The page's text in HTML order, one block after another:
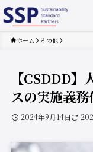
ホーム その他
【CSDDD
スの実施義
2024年9月14日